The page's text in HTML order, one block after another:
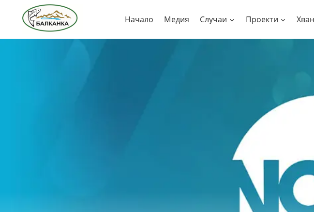
Начало Медия Случаи Проекти